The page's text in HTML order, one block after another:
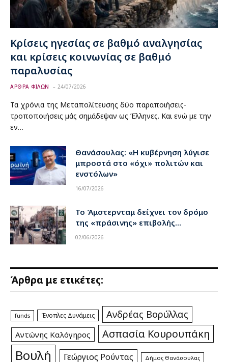
Κρίσεις ηγεσίας σε βαθμό αναλγησίας
και κρίσεις κοινωνίας σε βαθμό
παραλυσίας
ΑΡΘΡΑ ΦΙΛΩΝ 24/07/2026
Τα χρόνια της Μεταπολίτευσης δύο παραποιήσεις-
τροποποιήσεις μάς σημάδεψαν ως Έλληνες. Και ενώ με την
εν…
Θανάσουλας: «Η κυβέρνηση λύγισε
μπροστά στο «όχι» πολιτών και
ενστόλων»
16/07/2026
Το Άμστερνταμ δείχνει τον δρόμο
της «πράσινης» επιβολής…
02/06/2026
Άρθρα με ετικέτες:
funds Ένοπλες Δυνάμεις Ανδρέας Βορύλλας
Αντώνης Καλόγηρος Ασπασία Κουρουπάκη
Βουλή Γεώργιος Ρούντας Δήμος Θανάσουλας